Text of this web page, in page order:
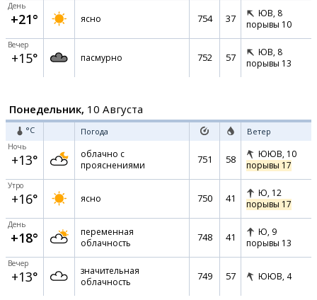
День
+21° ясно 754 37 ЮВ, 8
порывы 10
Вечер
+15° пасмурно 752 57 ЮВ, 8
порывы 13
Понедельник, 10 Августа
°C Погода Ветер
Ночь
+13°
облачно с
прояснениями
751 58 ЮЮВ, 10
порывы 17
Утро
+16° ясно 750 41 Ю, 12
порывы 17
День
+18°
переменная
облачность
748 41 Ю, 9
порывы 13
Вечер
+13°
значительная
облачность
749 57 ЮЮВ, 4